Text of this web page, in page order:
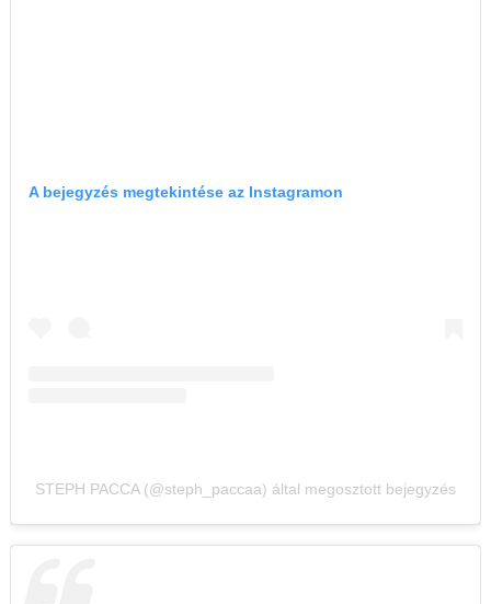
A bejegyzés megtekintése az Instagramon
STEPH PACCA (@steph_paccaa) által megosztott bejegyzés